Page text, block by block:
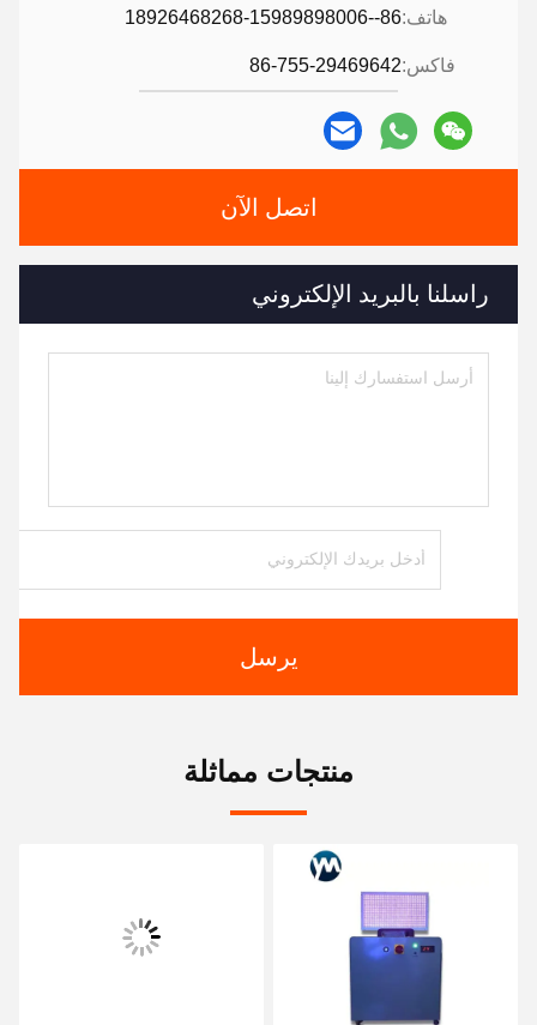
هاتف:86--18926468268-15989898006
فاكس:86-755-29469642
اتصل الآن
راسلنا بالبريد الإلكتروني
يرسل
منتجات مماثلة